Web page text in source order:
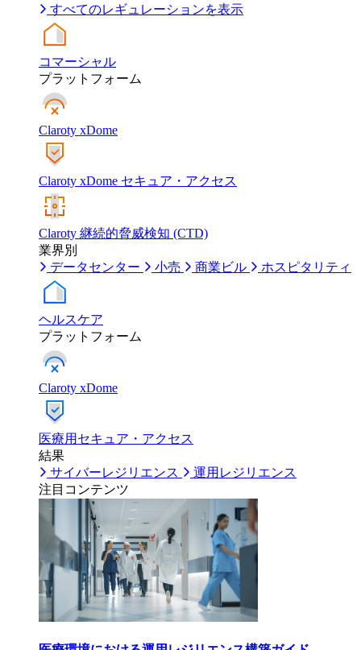
すべてのレギュレーションを表示
コマーシャル
プラットフォーム
Claroty xDome
Claroty xDome セキュア・アクセス
Claroty 継続的脅威検知 (CTD)
業界別
データセンター
小売 商業ビル ホスピタリティ
ヘルスケア
プラットフォーム
Claroty xDome
医療用セキュア・アクセス
結果
サイバーレジリエンス
運用レジリエンス
注目コンテンツ